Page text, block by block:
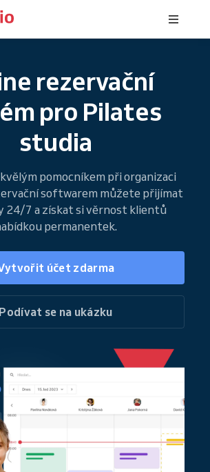
rezervační
pro Pilates
studia
pomocníkem při organizaci
softwarem můžete přijímat
24/7 a získat si věrnost klientů
permanentek.
účet zdarma
Podívat se na ukázku